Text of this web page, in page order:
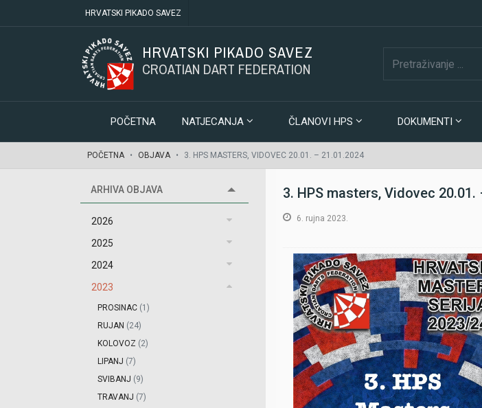
HRVATSKI PIKADO SAVEZ
HRVATSKI PIKADO SAVEZ
CROATIAN DART FEDERATION
POČETNA NATJECANJA ČLANOVI HPS DOKUMENTI
POČETNA OBJAVA 3. HPS MASTERS, VIDOVEC 20.01. – 21.01.2024
ARHIVA OBJAVA
2026
2025
2024
2023
PROSINAC (1)
RUJAN (24)
KOLOVOZ (2)
LIPANJ (7)
SVIBANJ (9)
TRAVANJ (7)
3. HPS masters, Vidovec 20.01.
6. rujna 2023.